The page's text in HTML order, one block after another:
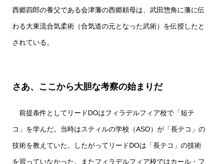
西郷四郎の養父である会津藩の西郷頼母は、武田惣角に藩に伝
わる大東流合気柔術（合気道の元となった武術）を伝授したと
されている。
さあ、ここから大胆な考察の始まりだ
前提条件としてリードDOはフィラデルフィア校で「短テ
コ」を学んだ。当時はスティルの学校（ASO）が「長テコ」の
技術を教えていた。したがってリードDOは「長テコ」の技術
を習っていなかった。またフィラデルフィア校ではカール・フ